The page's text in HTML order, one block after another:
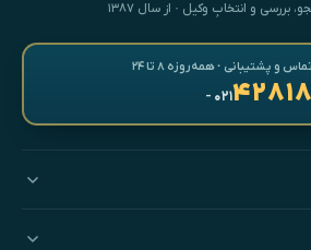
بررسی و انتخابِ وکیل · از سال ۱۳۸۷
تماس و پشتیبانی · همه‌روزه ۸ تا ۲۴
۴۲۸۱۸- ۰۲۱